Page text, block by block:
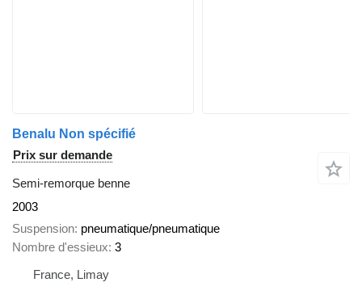
Benalu Non spécifié
Prix sur demande
Semi-remorque benne
2003
Suspension pneumatique/pneumatique
Nombre d'essieux 3
France, Limay